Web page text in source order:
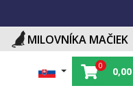
MILOVNÍKA MAČIEK
0 0,00